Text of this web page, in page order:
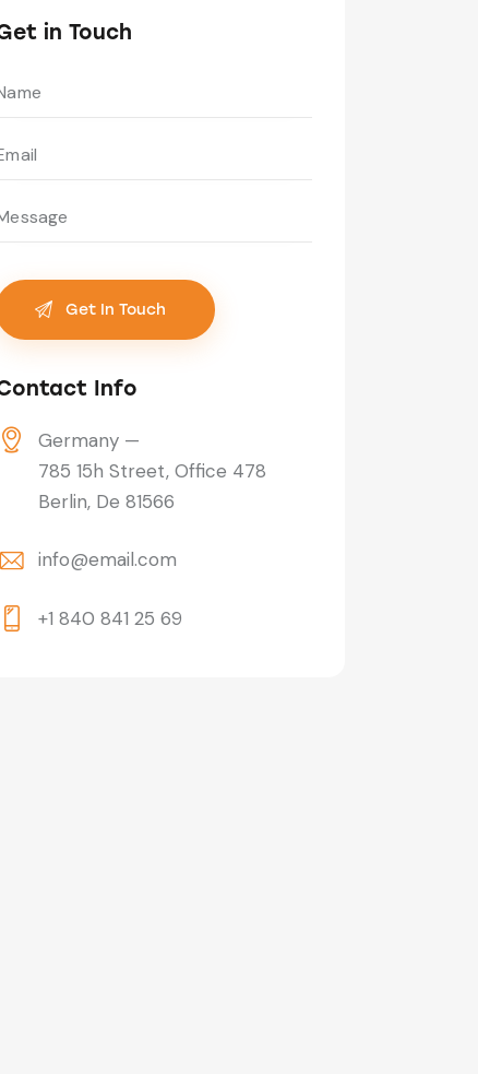
in Touch
Info
Germany —
785 15h Street, Office 478
Berlin, De 81566
info@email.com
+1 840 841 25 69